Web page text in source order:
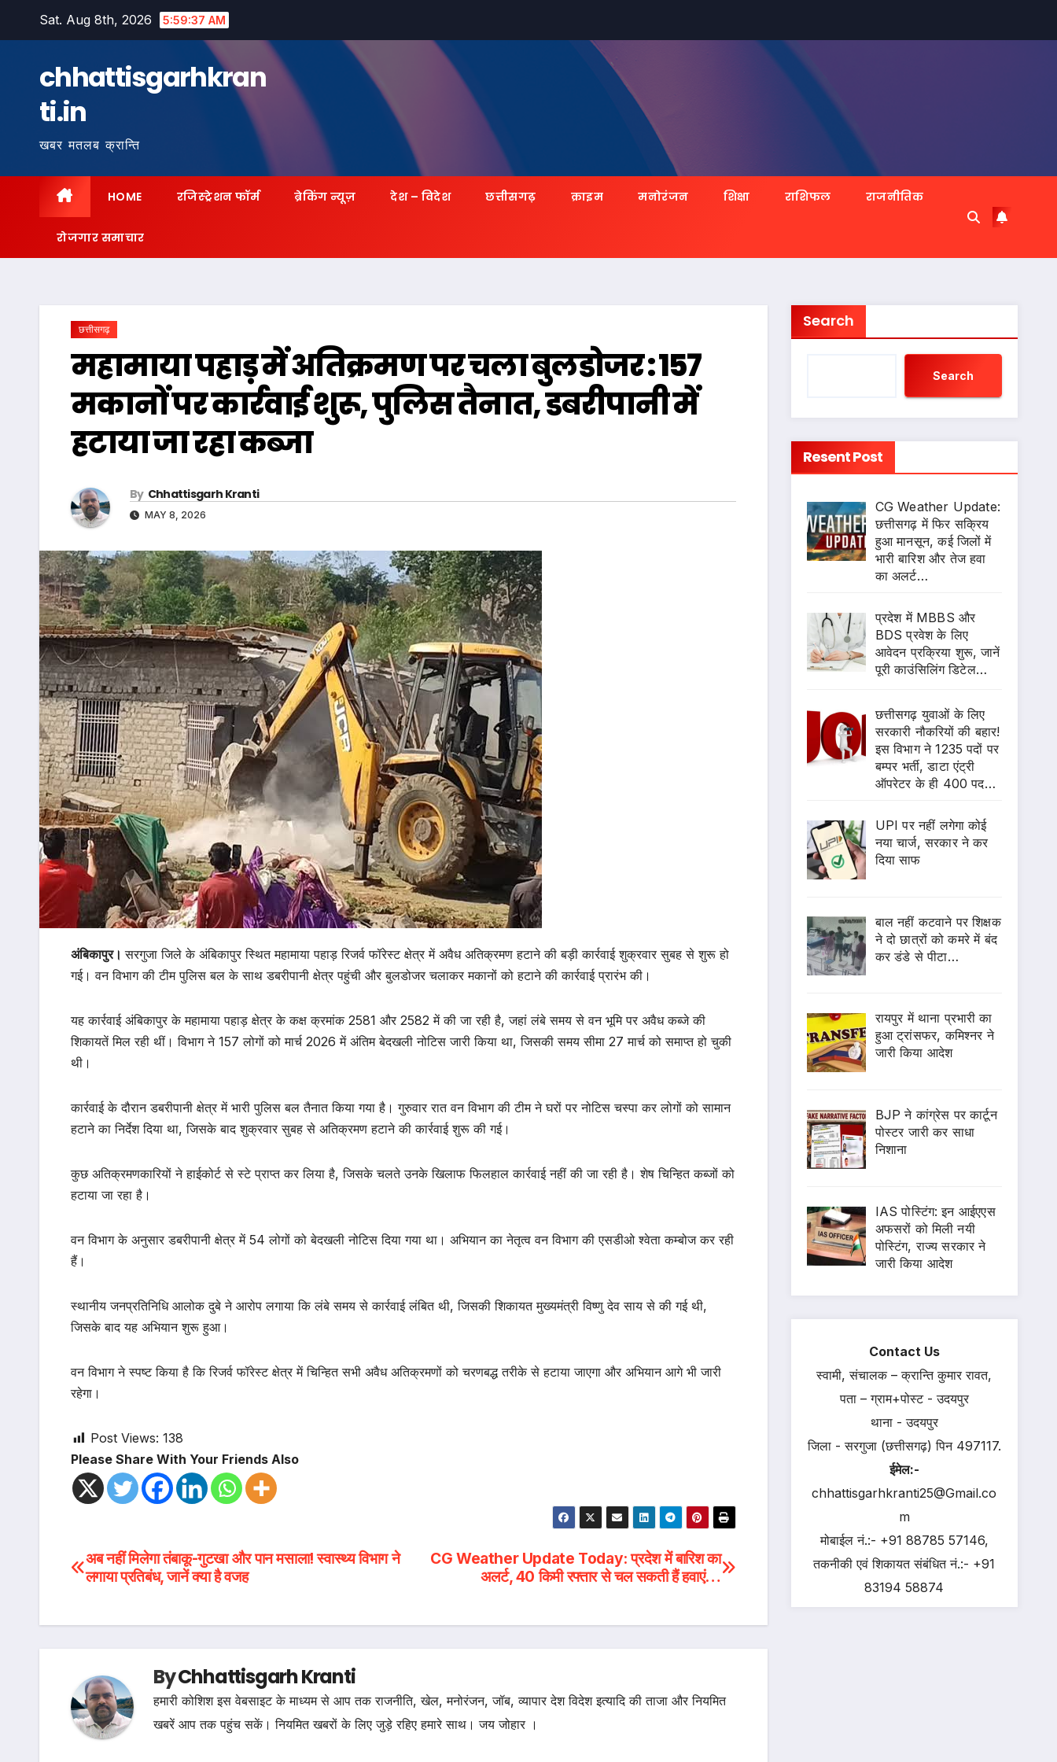
Sat. Aug 8th, 2026 5:59:38 AM
chhattisgarhkran
ti.in
खबर मतलब क्रान्ति
HOME रजिस्ट्रेशन फॉर्म ब्रेकिंग न्यूज़ देश – विदेश छत्तीसगढ़ क्राइम मनोरंजन शिक्षा राशिफल राजनीतिक
रोजगार समाचार
छत्तीसगढ़
महामाया पहाड़ में अतिक्रमण पर चला बुलडोजर : 157
मकानों पर कार्रवाई शुरू, पुलिस तैनात, डबरीपानी में
हटाया जा रहा कब्जा
By Chhattisgarh Kranti
MAY 8, 2026
अंबिकापुर।सरगुजा जिले के अंबिकापुर स्थित महामाया पहाड़ रिजर्व फॉरेस्ट क्षेत्र में अवैध अतिक्रमण हटाने की बड़ी कार्रवाई शुक्रवार सुबह से शुरू हो
गई। वन विभाग की टीम पुलिस बल के साथ डबरीपानी क्षेत्र पहुंची और बुलडोजर चलाकर मकानों को हटाने की कार्रवाई प्रारंभ की।
यह कार्रवाई अंबिकापुर के महामाया पहाड़ क्षेत्र के कक्ष क्रमांक 2581 और 2582 में की जा रही है, जहां लंबे समय से वन भूमि पर अवैध कब्जे की
शिकायतें मिल रही थीं। विभाग ने 157 लोगों को मार्च 2026 में अंतिम बेदखली नोटिस जारी किया था, जिसकी समय सीमा 27 मार्च को समाप्त हो चुकी
थी।
कार्रवाई के दौरान डबरीपानी क्षेत्र में भारी पुलिस बल तैनात किया गया है। गुरुवार रात वन विभाग की टीम ने घरों पर नोटिस चस्पा कर लोगों को सामान
हटाने का निर्देश दिया था, जिसके बाद शुक्रवार सुबह से अतिक्रमण हटाने की कार्रवाई शुरू की गई।
कुछ अतिक्रमणकारियों ने हाईकोर्ट से स्टे प्राप्त कर लिया है, जिसके चलते उनके खिलाफ फिलहाल कार्रवाई नहीं की जा रही है। शेष चिन्हित कब्जों को
हटाया जा रहा है।
वन विभाग के अनुसार डबरीपानी क्षेत्र में 54 लोगों को बेदखली नोटिस दिया गया था। अभियान का नेतृत्व वन विभाग की एसडीओ श्वेता कम्बोज कर रही
हैं।
स्थानीय जनप्रतिनिधि आलोक दुबे ने आरोप लगाया कि लंबे समय से कार्रवाई लंबित थी, जिसकी शिकायत मुख्यमंत्री विष्णु देव साय से की गई थी,
जिसके बाद यह अभियान शुरू हुआ।
वन विभाग ने स्पष्ट किया है कि रिजर्व फॉरेस्ट क्षेत्र में चिन्हित सभी अवैध अतिक्रमणों को चरणबद्ध तरीके से हटाया जाएगा और अभियान आगे भी जारी
रहेगा।
Post Views: 138
Please Share With Your Friends Also
Post
navigation
CG Weather Update Today: प्रदेश में बारिश का
अलर्ट, 40 किमी रफ्तार से चल सकती हैं हवाएं…
अब नहीं मिलेगा तंबाकू-गुटखा और पान मसाला! स्वास्थ्य विभाग ने
लगाया प्रतिबंध, जानें क्या है वजह
ByChhattisgarh Kranti
हमारी कोशिश इस वेबसाइट के माध्यम से आप तक राजनीति, खेल, मनोरंजन, जॉब, व्यापार देश विदेश इत्यादि की ताजा और नियमित
खबरें आप तक पहुंच सकें। नियमित खबरों के लिए जुड़े रहिए हमारे साथ। जय जोहार ।
Search
Search
Resent Post
CG Weather Update:
छत्तीसगढ़ में फिर सक्रिय
हुआ मानसून, कई जिलों में
भारी बारिश और तेज हवा
का अलर्ट…
प्रदेश में MBBS और
BDS प्रवेश के लिए
आवेदन प्रक्रिया शुरू, जानें
पूरी काउंसिलिंग डिटेल…
छत्तीसगढ़ युवाओं के लिए
सरकारी नौकरियों की बहार!
इस विभाग ने 1235 पदों पर
बम्पर भर्ती, डाटा एंट्री
ऑपरेटर के ही 400 पद…
UPI पर नहीं लगेगा कोई
नया चार्ज, सरकार ने कर
दिया साफ
बाल नहीं कटवाने पर शिक्षक
ने दो छात्रों को कमरे में बंद
कर डंडे से पीटा…
रायपुर में थाना प्रभारी का
हुआ ट्रांसफर, कमिश्नर ने
जारी किया आदेश
BJP ने कांग्रेस पर कार्टून
पोस्टर जारी कर साधा
निशाना
IAS पोस्टिंग: इन आईएएस
अफसरों को मिली नयी
पोस्टिंग, राज्य सरकार ने
जारी किया आदेश
Contact Us
स्वामी, संचालक – क्रान्ति कुमार रावत,
पता – ग्राम+पोस्ट - उदयपुर
थाना - उदयपुर
जिला - सरगुजा (छत्तीसगढ़) पिन 497117.
ईमेल:-
chhattisgarhkranti25@Gmail.co
m
मोबाईल नं.:- +91 88785 57146,
तकनीकी एवं शिकायत संबंधित नं.:- +91
83194 58874